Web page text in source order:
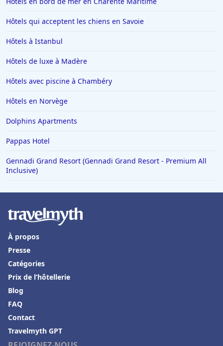
Hôtels de luxe en Gironde
Hôtels de luxe dans l'Oise
Hôtels de luxe à la Barbade
Hôtels de luxe à Evian-les-Bains
Hôtels qui acceptent les chiens en Savoie
Hôtels à Istanbul
Hôtels de luxe à Madère
Hôtels avec piscine à Chambéry
Hôtels en Norvège
Dolphins Apartments
Pappas Hotel
Gennadi Grand Resort (Gennadi Grand Resort - Premium All
Inclusive)
À propos
Presse
Catégories
Prix de l’hôtellerie
Blog
FAQ
Contact
Travelmyth GPT